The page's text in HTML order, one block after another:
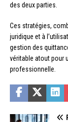
des deux parties.
Ces stratégies,
juridique et à
gestion des
véritable atout pour
professionnelle.